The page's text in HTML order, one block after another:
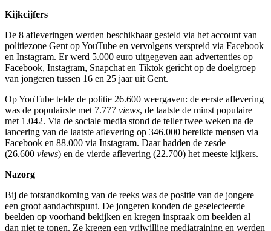
Kijkcijfers
De 8 afleveringen werden beschikbaar gesteld via het account van
politiezone Gent op YouTube en vervolgens verspreid via Facebook
en Instagram. Er werd 5.000 euro uitgegeven aan advertenties op
Facebook, Instagram, Snapchat en Tiktok gericht op de doelgroep
van jongeren tussen 16 en 25 jaar uit Gent.
Op YouTube telde de politie 26.600 weergaven: de eerste aflevering
was de populairste met 7.777 views, de laatste de minst populaire
met 1.042. Via de sociale media stond de teller twee weken na de
lancering van de laatste aflevering op 346.000 bereikte mensen via
Facebook en 88.000 via Instagram. Daar hadden de zesde
(26.600 views) en de vierde aflevering (22.700) het meeste kijkers.
Nazorg
Bij de totstandkoming van de reeks was de positie van de jongere
een groot aandachtspunt. De jongeren konden de geselecteerde
beelden op voorhand bekijken en kregen inspraak om beelden al
dan niet te tonen. Ze kregen een vrijwillige mediatraining en werden